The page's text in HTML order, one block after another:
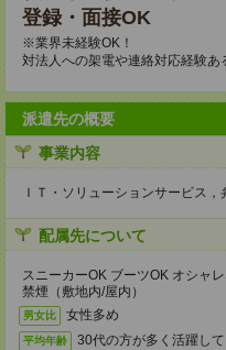
登録・面接OK
※業界未経験OK！
対法人への架電や連絡対応経験あ
派遣先の概要
事業内容
ＩＴ・ソリューションサービス
配属先について
スニーカーOK ブーツOK オシャ
禁煙（敷地内/屋内）
男女比 女性多め
平均年齢 30代の方が多く活躍して